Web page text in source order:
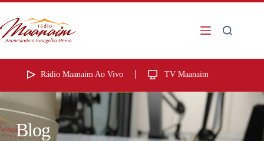
Rádio Maanaim Ao Vivo TV Maanaim
Blog